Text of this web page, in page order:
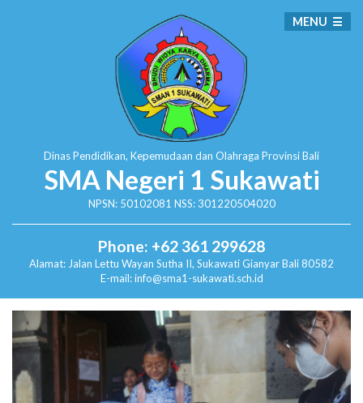
Dinas Pendidikan, Kepemudaan dan Olahraga Provinsi Bali
SMA Negeri 1 Sukawati
NPSN: 50102081 NSS: 301220504020
Phone: +62 361 299628
Alamat: Jalan Lettu Wayan Sutha II, SukawatiGianyar Bali 80582
E-mail: info@sma1-sukawati.sch.id
MENU